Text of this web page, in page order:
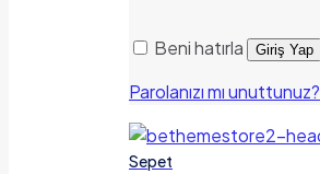
Beni hatırla Giriş Yap
Parolanızı mı unuttunuz?
Sepet